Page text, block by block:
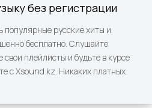
без регистрации
русские хиты и
бесплатно. Слушайте
свои плейлисты и будьте в курсе
с Xsound.kz. Никаких платных